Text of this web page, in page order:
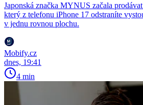
Japonská značka MYNUS začala
který z telefonu iPhone 17 odstraníte
v jednu rovnou plochu.
Mobify.cz
dnes, 19:41
4 min